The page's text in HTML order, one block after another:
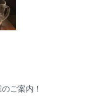
ご案内！